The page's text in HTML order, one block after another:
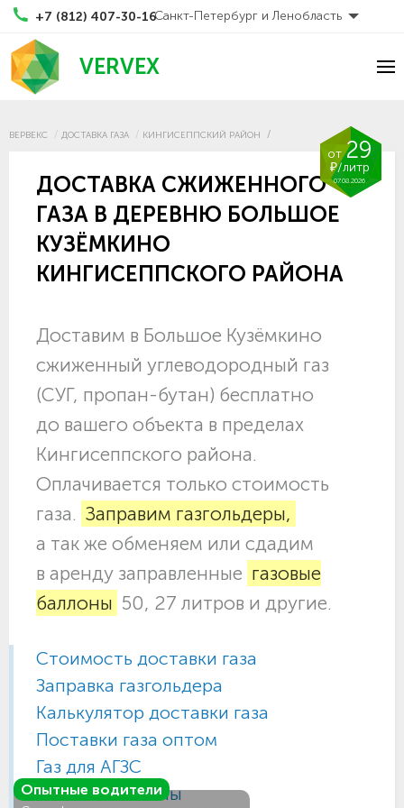
+7 (812) 407-30-16Санкт-Петербург и Ленобласть
VERVEX
ВЕРВЕКС ДОСТАВКА ГАЗА КИНГИСЕППСКИЙ РАЙОН
от29
₽/литр
07.08.2026
ДОСТАВКА СЖИЖЕННОГО
ГАЗА В ДЕРЕВНЮ БОЛЬШОЕ
КУЗЁМКИНО
КИНГИСЕППСКОГО РАЙОНА
Доставим в Большое Кузёмкино
сжиженный углеводородный газ
(СУГ, пропан-бутан) бесплатно
до вашего объекта в пределах
Кингисеппского района.
Оплачивается только стоимость
газа. Заправим газгольдеры,
а так же обменяем или сдадим
в аренду заправленные газовые
баллоны 50, 27 литров и другие.
Стоимость доставки газа
Заправка газгольдера
Калькулятор доставки газа
Поставки газа оптом
Газ для АГЗС
Газовые баллоны
Опытные водители